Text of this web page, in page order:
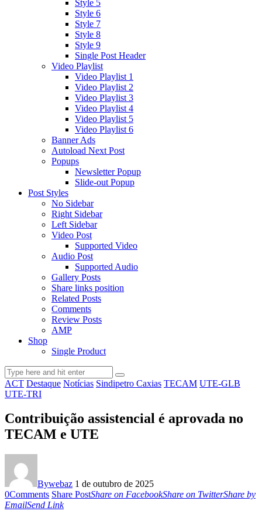
Style 5
Style 6
Style 7
Style 8
Style 9
Single Post Header
Video Playlist
Video Playlist 1
Video Playlist 2
Video Playlist 3
Video Playlist 4
Video Playlist 5
Video Playlist 6
Banner Ads
Autoload Next Post
Popups
Newsletter Popup
Slide-out Popup
Post Styles
No Sidebar
Right Sidebar
Left Sidebar
Video Post
Supported Video
Audio Post
Supported Audio
Gallery Posts
Share links position
Related Posts
Comments
Review Posts
AMP
Shop
Single Product
ACT Destaque Notícias Sindipetro Caxias TECAM UTE-GLB
UTE-TRI
Contribuição assistencial é aprovada no
TECAM e UTE
Bywebaz 1 de outubro de 2025
0Comments Share PostShare on FacebookShare on TwitterShare by
EmailSend Link